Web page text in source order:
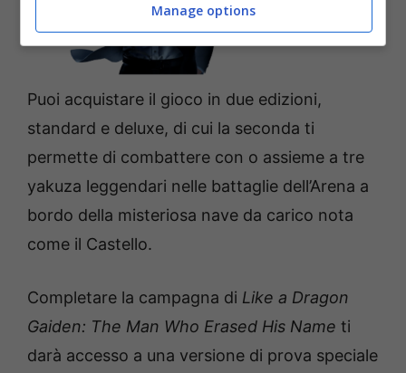
Puoi acquistare il gioco in due edizioni,
standard e deluxe, di cui la seconda ti
permette di combattere con o assieme a tre
yakuza leggendari nelle battaglie dell’Arena a
bordo della misteriosa nave da carico nota
come il Castello.
Completare la campagna di Like a Dragon
Gaiden: The Man Who Erased His Name ti
darà accesso a una versione di prova speciale
Manage options